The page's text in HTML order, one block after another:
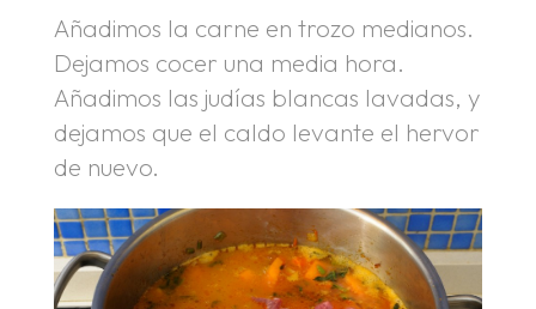
Añadimos la carne en trozo medianos.
Dejamos cocer una media hora.
Añadimos las judías blancas lavadas, y
dejamos que el caldo levante el hervor
de nuevo.